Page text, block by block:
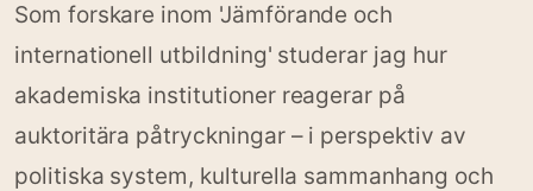
Som forskare inom 'Jämförande och
internationell utbildning' studerar jag hur
akademiska institutioner reagerar på
auktoritära påtryckningar – i perspektiv av
politiska system, kulturella sammanhang och